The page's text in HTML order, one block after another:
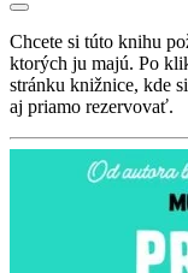
Chcete si túto knihu
ktorých ju majú. Po
stránku knižnice, kde
aj priamo rezervovať.